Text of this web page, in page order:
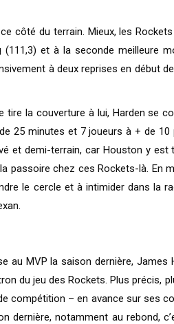
côté du terrain. Mieux, les Rockets
et à la seconde meilleure
à deux reprises en début
tire la couverture à lui, Harden se
25 minutes et 7 joueurs à + de 10
et demi-terrain, car Houston y est
passoire chez ces Rockets-là. En
le cercle et à intimider dans la
au MVP la saison dernière, James
du jeu des Rockets. Plus précis,
compétition – en avance sur ses
dernière, notamment au rebond,